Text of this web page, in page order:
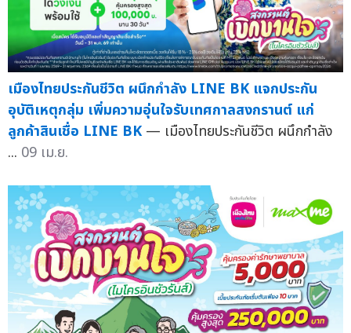
เมืองไทยประกันชีวิต ผนึกกำลัง LINE BK แจกประกัน
อุบัติเหตุกลุ่ม เพิ่มความอุ่นใจรับเทศกาลสงกรานต์ แก่
ลูกค้าสินเชื่อ LINE BK — เมืองไทยประกันชีวิต ผนึกกำลัง
... 09 เม.ย.